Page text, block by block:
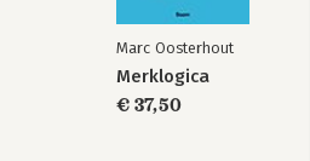
Marc Oosterhout
Merklogica
€ 37,50